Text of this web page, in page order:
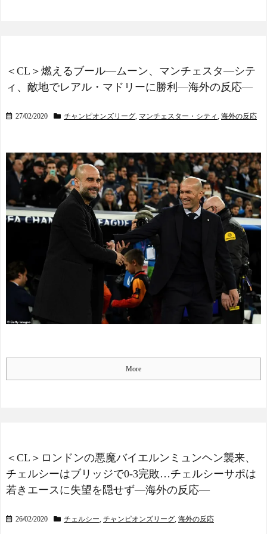
＜CL＞燃えるブール―ムーン、マンチェスタ―シテ
ィ、敵地でレアル・マドリーに勝利―海外の反応―
27/02/2020 チャンピオンズリーグ, マンチェスター・シティ, 海外の反応
More
＜CL＞ロンドンの悪魔バイエルンミュンヘン襲来、
チェルシーはブリッジで0-3完敗…チェルシーサポは
若きエースに失望を隠せず―海外の反応―
26/02/2020 チェルシー チャンピオンズリーグ 海外の反応